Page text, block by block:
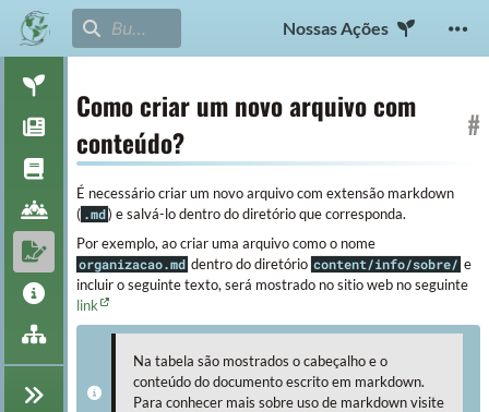
Nossas Ações
Como criar um novo arquivo com
conteúdo?
#
É necessário criar um novo arquivo com extensão markdown
( .md) e salvá-lo dentro do diretório que corresponda.
Por exemplo, ao criar uma arquivo como o nome
organizacao.md dentro do diretório content/info/sobre/ e
incluir o seguinte texto, será mostrado no sitio web no seguinte
link
Na tabela são mostrados o cabeçalho e o
conteúdo do documento escrito em markdown.
Para conhecer mais sobre uso de markdown visite